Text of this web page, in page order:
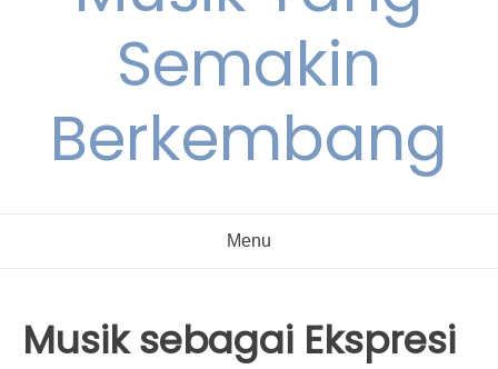
Semakin
Berkembang
Menu
Musik sebagai Ekspresi